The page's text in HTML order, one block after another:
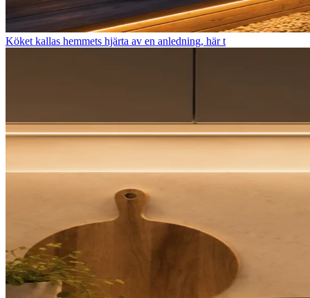
Köket kallas hemmets hjärta av en anledning, här t